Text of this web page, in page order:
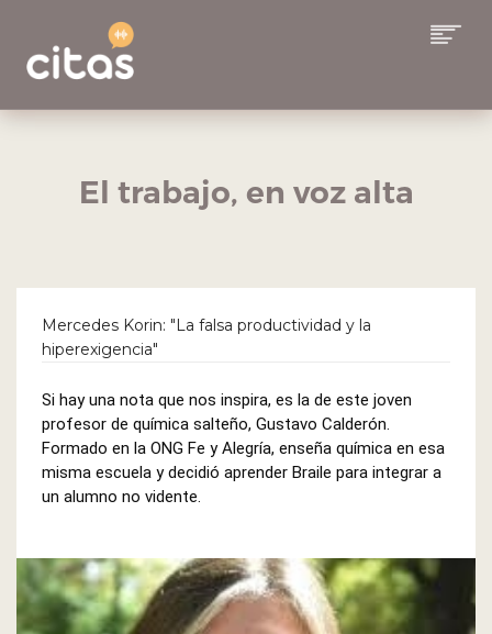
ALCANCE
CONTACTO
El trabajo, en voz alta
Mercedes Korin: "La falsa productividad y la
hiperexigencia"
Si hay una nota que nos inspira, es la de este joven
profesor de química salteño, Gustavo Calderón.
Formado en la ONG Fe y Alegría, enseña química en esa
misma escuela y decidió aprender Braile para integrar a
un alumno no vidente.